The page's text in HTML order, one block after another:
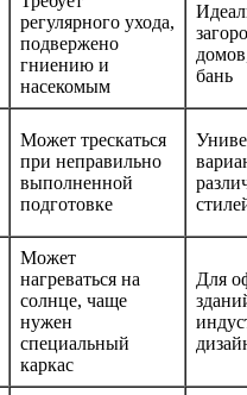
регулярного ухода,
подвержено
гниению и
насекомым
бань
Может трескаться
при неправильно
выполненной
подготовке
Может
нагреваться на
солнце, чаще
нужен
специальный
каркас
Для